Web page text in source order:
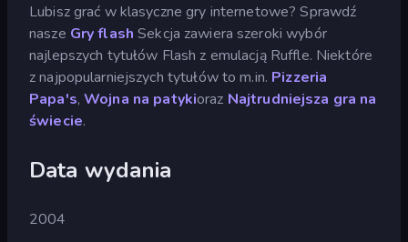
Lubisz grać w klasyczne gry internetowe? Sprawdź
nasze Gry flashSekcja zawiera szeroki wybór
najlepszych tytułów Flash z emulacją Ruffle. Niektóre
z najpopularniejszych tytułów to m.in. Pizzeria
Papa's,Wojna na patykioraz Najtrudniejsza gra na
świecie.
Data wydania
2004